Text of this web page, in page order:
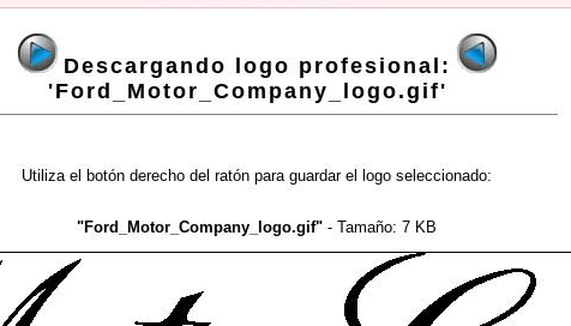
Descargando logo profesional:
'Ford_Motor_Company_logo.gif'
Utiliza el botón derecho del ratón para guardar el logo seleccionado:
"Ford_Motor_Company_logo.gif" - Tamaño: 7 KB